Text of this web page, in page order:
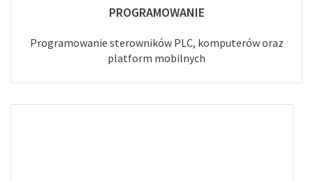
PROGRAMOWANIE
Programowanie sterowników PLC, komputerów oraz
platform mobilnych